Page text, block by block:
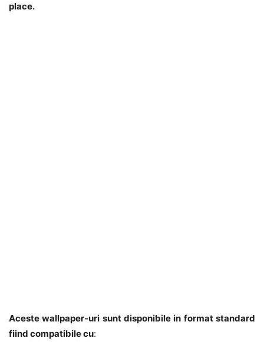
place.
Aceste wallpaper-uri sunt disponibile in format standard
fiind compatibile cu: